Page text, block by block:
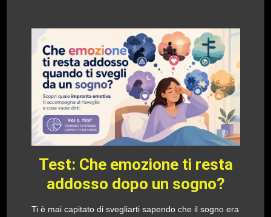
Test: Che emozione ti resta
addosso dopo un sogno?
Ti è mai capitato di svegliarti sapendo che il sogno era